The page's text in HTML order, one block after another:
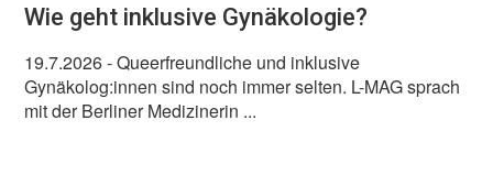
Wie geht inklusive Gynäkologie?
19.7.2026- Queerfreundliche und inklusive
Gynäkolog:innen sind noch immer selten. L-MAG sprach
mit der Berliner Medizinerin ...